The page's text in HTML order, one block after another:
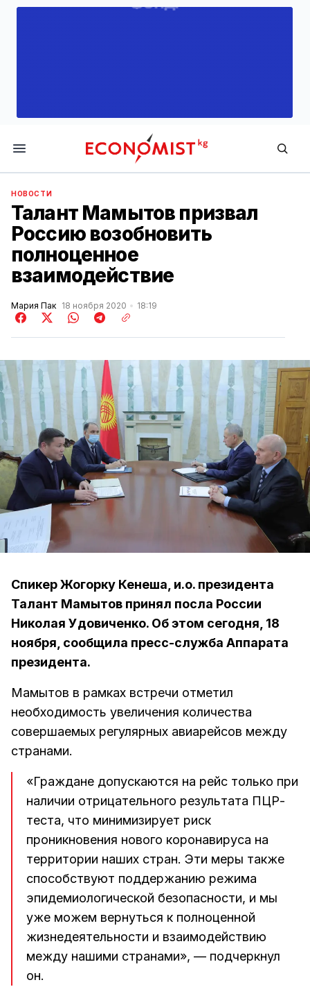
Economist.kg
НОВОСТИ
Талант Мамытов призвал
Россию возобновить
полноценное
взаимодействие
Мария Пак 18 ноября 2020 18:19
Спикер Жогорку Кенеша, и.о. президента
Талант Мамытов принял посла России
Николая Удовиченко. Об этом сегодня, 18
ноября, сообщила пресс-служба Аппарата
президента.
Мамытов в рамках встречи отметил
необходимость увеличения количества
совершаемых регулярных авиарейсов между
странами.
«Граждане допускаются на рейс только при
наличии отрицательного результата ПЦР-
теста, что минимизирует риск
проникновения нового коронавируса на
территории наших стран. Эти меры также
способствуют поддержанию режима
эпидемиологической безопасности, и мы
уже можем вернуться к полноценной
жизнедеятельности и взаимодействию
между нашими странами», — подчеркнул
он.